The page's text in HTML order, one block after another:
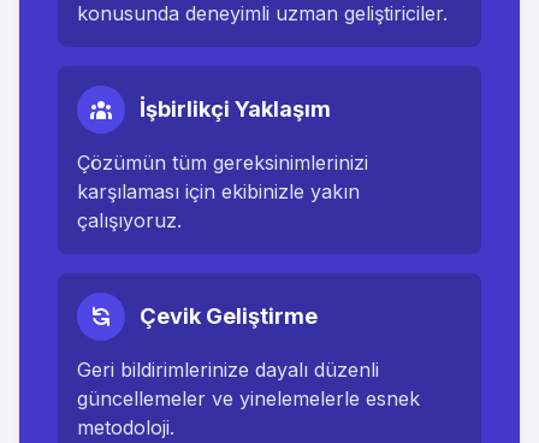
konusunda deneyimli uzman geliştiriciler.
İşbirlikçi Yaklaşım
Çözümün tüm gereksinimlerinizi
karşılaması için ekibinizle yakın
çalışıyoruz.
Çevik Geliştirme
Geri bildirimlerinize dayalı düzenli
güncellemeler ve yinelemelerle esnek
metodoloji.